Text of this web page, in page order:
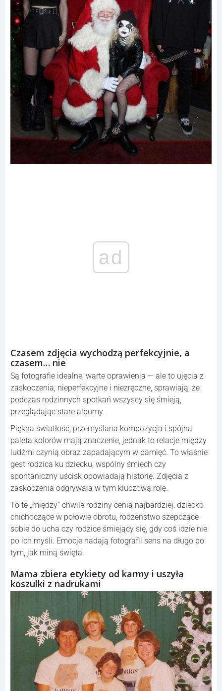
ad
Czasem zdjęcia wychodzą perfekcyjnie, a
czasem… nie
Są fotografie idealne, warte oprawienia — ale to ujęcia z
zaskoczenia, nieperfekcyjne i niezręczne, sprawiają, że
podczas rodzinnych spotkań wszyscy się śmieją,
przeglądając stare albumy.
Piękna światłość, przemyślana kompozycja i spójna
paleta kolorów mają znaczenie, jednak to relacje między
ludźmi czynią obraz zapadającym w pamięć. To właśnie
gest rodzica ku dziecku, wspólny śmiech czy
spontaniczny uścisk opowiadają historię. Zdjęcia z
zaskoczenia odgrywają w tym kluczową rolę.
To te „między” chwile rodziny cenią najbardziej: dziecko
chichoczące w połowie obrotu, rodzeństwo szepczące
sobie do ucha czy rodzice śmiejący się, gdy coś idzie nie
po ich myśli. Emocje nadają fotografii sens na długo po
tym, jak miną święta.
Mama zbiera etykiety od karmy i uszyła
koszulki z nadrukami